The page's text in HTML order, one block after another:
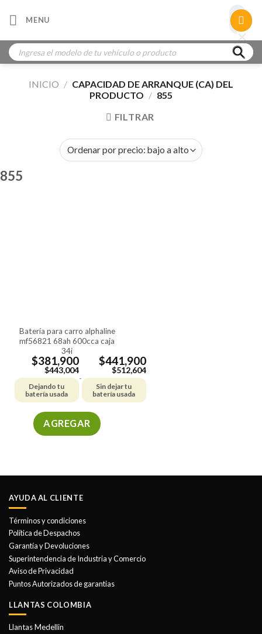
MENU
Búsqueda
de
productos
INICIO / CAPACIDAD DE ARRANQUE (CA) DEL
PRODUCTO / 855
FILTRAR
855
batería para carro alphaline
mf56821 68ah 600cca caja
34i
$381,900
$443,004
Dejando tu
batería usada
-
$441,900
$512,604
Sin dejar tu
batería usada
AGREGAR
múltiples
Las
elegir
en
la
página
de
AYUDA AL CLIENTE
Términos y condiciones
Política de Despachos
Garantía y Devoluciones
Superintendencia de Industria y Comercio
Aviso de Privacidad
Puntos Autorizados de garantias
LLANTAS COLOMBIA
Llantas Medellin
×
×
×